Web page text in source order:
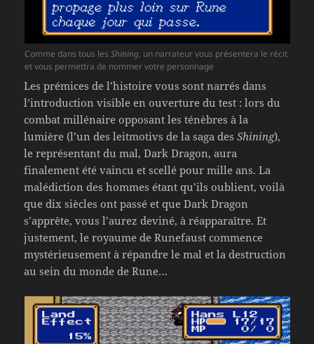
Comme dans tous les Shining, un narrateur vous présentera le récit
et vous permettra de nommer votre personnage
Les prémices de l’histoire vous sont narrés dans
l’introduction visible en ouverture du test : lors du
combat millénaire opposant les ténèbres à la
lumière (l’un des leitmotivs de la saga desShining),
le représentant du mal, Dark Dragon, aura
finalement été vaincu et scellé pour mille ans. La
malédiction des hommes étant qu’ils oublient, voilà
que dix siècles ont passé et que Dark Dragon
s’apprête, vous l’aurez deviné, à réapparaître. Et
justement, le royaume de Runefaust commence
mystérieusement à répandre le mal et la destruction
au sein du monde de Rune…